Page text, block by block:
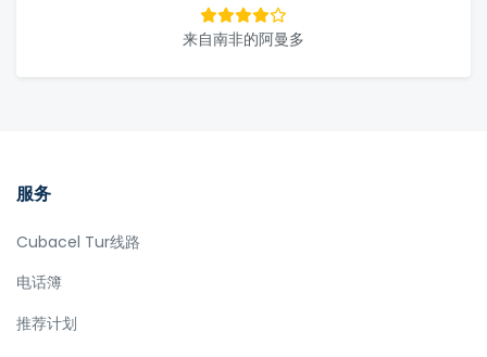
来自南非的阿曼多
服务
Cubacel Tur线路
电话簿
推荐计划